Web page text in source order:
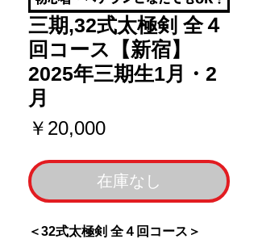
三期,32式太極剣 全４
回コース【新宿】
2025年三期生1月・2
月
￥20,000価
在庫なし
＜32式太極剣 全４回コース＞